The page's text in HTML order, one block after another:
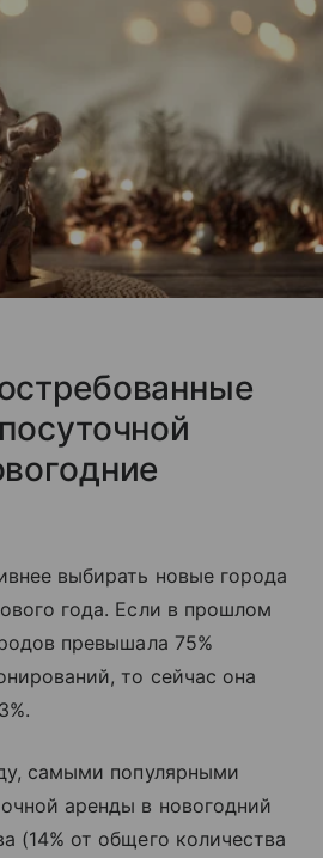
выбирать новые города
года. Если в прошлом
превышала 75%
то сейчас она
самыми популярными
аренды в новогодний
(14% от общего количества